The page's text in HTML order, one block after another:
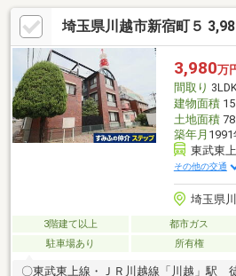
ペース1台分有(車種制限有)▼設備・床下
室)・1616サイズの浴室▼周辺環境・クリ
上野田店 徒歩5分(約350m)・ベルク川越
780m)■ ご希望の住まい探しをお手
物件の詳細・ご相談はお気軽にお問い合
埼玉県川越市新宿町５
3,980万
間取り
建物面積
土地面積
築年月
東武東
その他の交通
埼玉県
3階建て以上 都市ガス
駐車場あり
所有権
〇東武東上線・ＪＲ川越線「川越」駅